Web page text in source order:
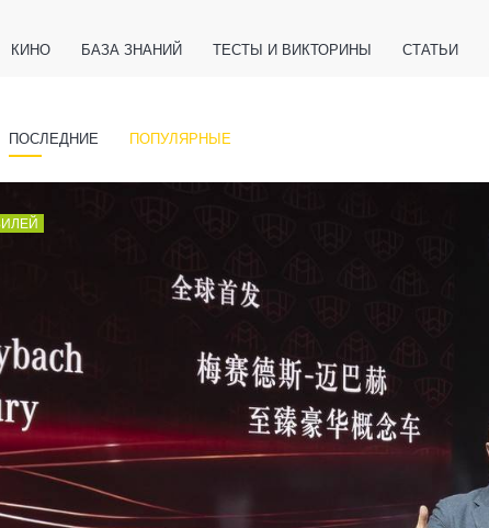
КИНО БАЗА ЗНАНИЙ ТЕСТЫ И ВИКТОРИНЫ СТАТЬИ
ТЕХНОЛОГИИ
ПОСЛЕДНИЕ ПОПУЛЯРНЫЕ